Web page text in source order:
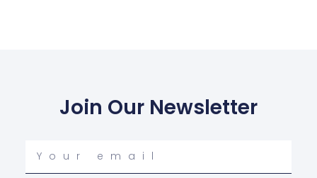
Join Our Newsletter
email